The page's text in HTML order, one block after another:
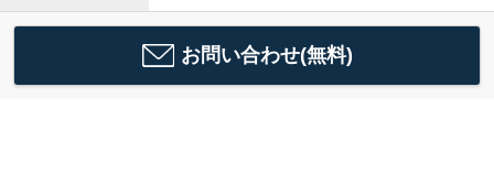
お問い合わせ(無料)